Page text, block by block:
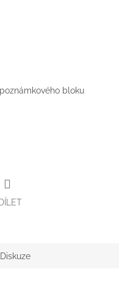
bloku
Diskuze